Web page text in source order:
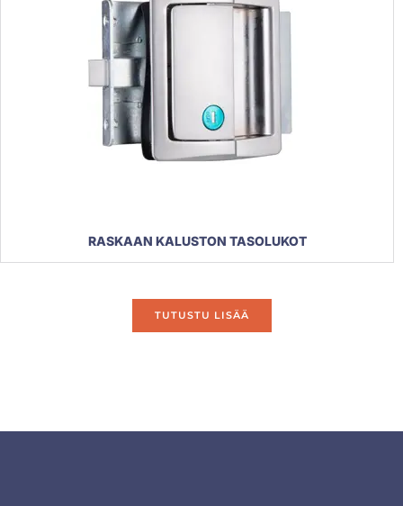
RASKAAN KALUSTON TASOLUKOT
TUTUSTU LISÄÄ